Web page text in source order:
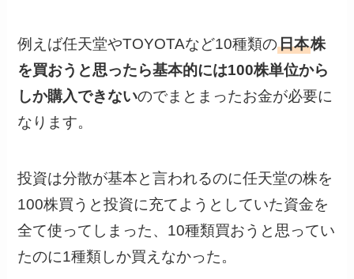
例えば任天堂やTOYOTAなど10種類の日本株
を買おうと思ったら基本的には100株単位から
しか購入できないのでまとまったお金が必要に
なります。
投資は分散が基本と言われるのに任天堂の株を
100株買うと投資に充てようとしていた資金を
全て使ってしまった、10種類買おうと思ってい
たのに1種類しか買えなかった。